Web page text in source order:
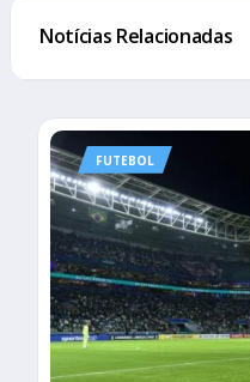
Notícias Relacionadas
FUTEBOL